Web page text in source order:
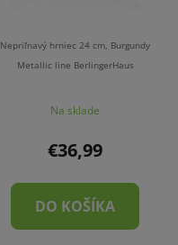
Nepriľnavý hrniec 24 cm, Burgundy
Metallic line BerlingerHaus
Na sklade
€36,99
DO KOŠÍKA